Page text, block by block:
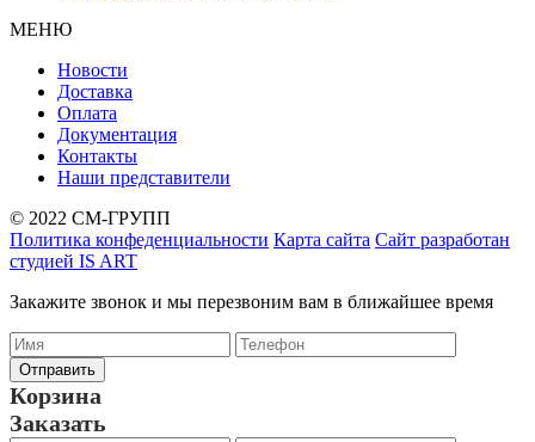
МЕНЮ
Новости
Доставка
Оплата
Документация
Контакты
Наши представители
© 2022 СМ-ГРУПП
Политика конфеденциальности Карта сайта Сайт разработан
студией IS ART
Закажите звонок и мы перезвоним вам в ближайшее время
Корзина
Заказать